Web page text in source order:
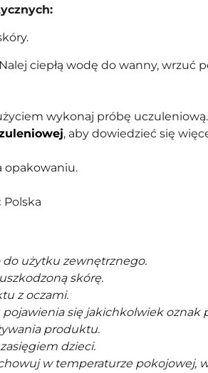
Nalej ciepłą wodę do wanny, wrzuć
wykonaj próbę
, aby dowiedzieć się
opakowaniu.
Polska
użytku zewnętrznego.
skórę.
z oczami.
się jakichkolwiek oznak
produktu.
dzieci.
w temperaturze pokojowej,